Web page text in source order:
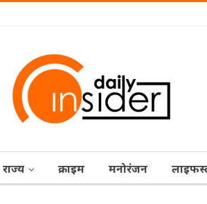
राज्‍य क्राइम मनोरंजन